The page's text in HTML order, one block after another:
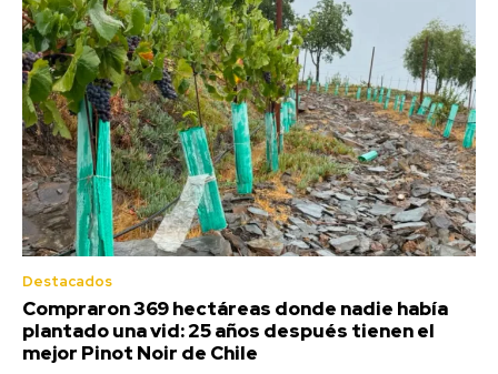
Destacados
Compraron 369 hectáreas donde nadie había
plantado una vid: 25 años después tienen el
mejor Pinot Noir de Chile